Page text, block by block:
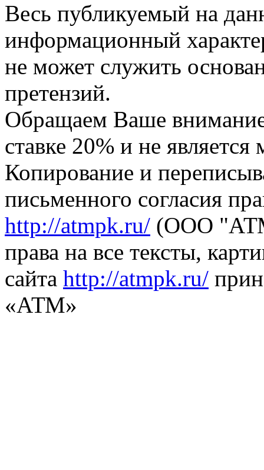
Весь публикуемый на
информационный
не может служить
претензий.
Обращаем Ваше
ставке 20% и не
Копирование и
письменного согласия
http://atmpk.ru/ (ООО
права на все тексты,
сайта http://atmpk.ru/
«АТМ»